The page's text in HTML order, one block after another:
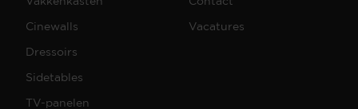
Cinewalls
Dressoirs
Sidetables
TV-panelen
Vacatures